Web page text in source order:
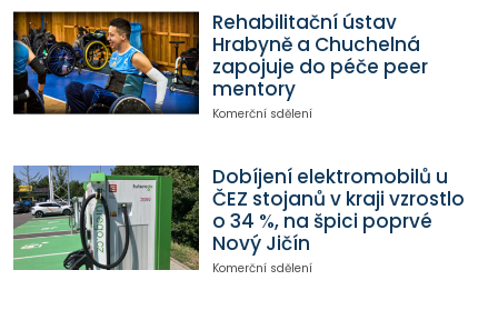
Rehabilitační ústav
Hrabyně a Chuchelná
zapojuje do péče peer
mentory
Komerční sdělení
Dobíjení elektromobilů u
ČEZ stojanů v kraji vzrostlo
o 34 %, na špici poprvé
Nový Jičín
Komerční sdělení